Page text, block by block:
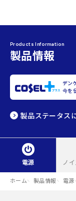
Products Information
製品情報
デン
今を
製品ステータス
電源 ノ
ホーム 製品情報 電源